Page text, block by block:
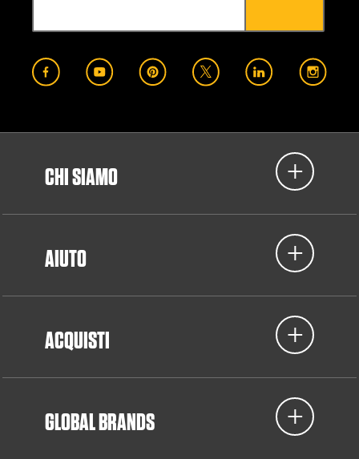
CHI SIAMO
AIUTO
ACQUISTI
GLOBAL BRANDS